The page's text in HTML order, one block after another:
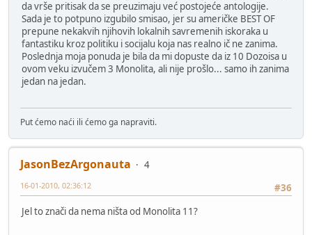
da vrše pritisak da se preuzimaju već postojeće antologije.
Sada je to potpuno izgubilo smisao, jer su američke BEST OF
prepune nekakvih njihovih lokalnih savremenih iskoraka u
fantastiku kroz politiku i socijalu koja nas realno ič ne zanima.
Poslednja moja ponuda je bila da mi dopuste da iz 10 Dozoisa u
ovom veku izvučem 3 Monolita, ali nije prošlo... samo ih zanima
jedan na jedan.
Put ćemo naći ili ćemo ga napraviti.
JasonBezArgonauta
4
#36
16-01-2010, 02:36:12
Jel to znači da nema ništa od Monolita 11?